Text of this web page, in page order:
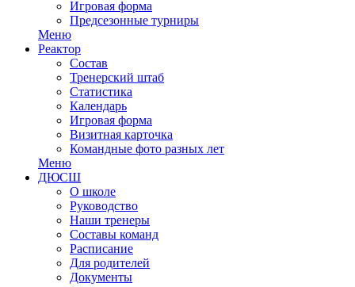
Игровая форма
Предсезонные турниры
Меню
Реактор
Состав
Тренерский штаб
Статистика
Календарь
Игровая форма
Визитная карточка
Командные фото разных лет
Меню
ДЮСШ
О школе
Руководство
Наши тренеры
Составы команд
Расписание
Для родителей
Документы